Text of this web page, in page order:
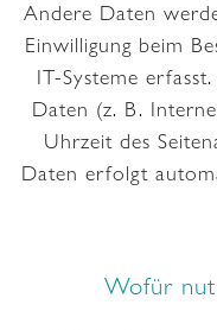
Andere Daten
Einwilligung beim
IT-Systeme
Daten (z. B.
Uhrzeit des
Daten erfolgt
Wofür